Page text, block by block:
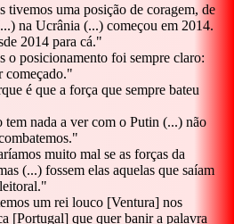
tivemos uma posição de coragem, de
na Ucrânia (...) começou em 2014.
2014 para cá."
o posicionamento foi sempre claro:
começado."
é que a força que sempre bateu
tem nada a ver com o Putin (...) não
"
muito mal se as forças da
(...) fossem elas aquelas que saíam
"
um rei louco [Ventura] nos
[Portugal] que quer banir a palavra